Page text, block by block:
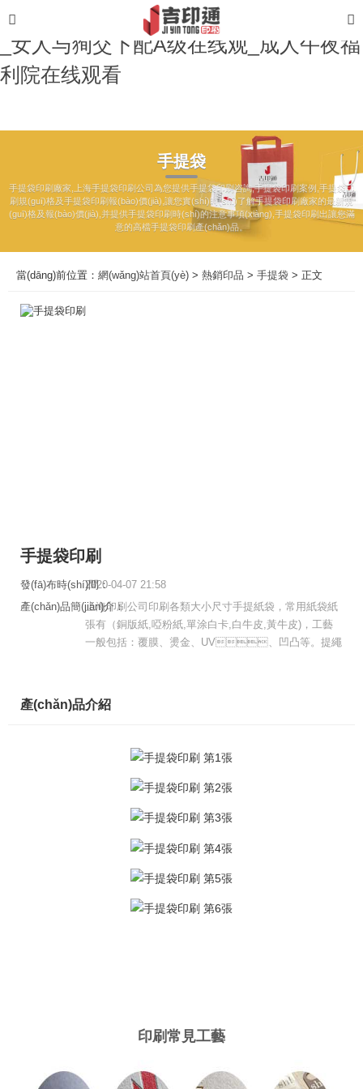
亚洲男人的天堂av_国产黄色网站生活片
_女人与狥交下配A级在线观_成人午夜福
利院在线观看
手提袋
手提袋印刷廠家,上海手提袋印刷公司為您提供手提袋印刷咨詢,手提袋印刷案例,手提袋印
刷規(guī)格及手提袋印刷報(bào)價(jià),讓您實(shí)時(shí)了解手提袋印刷廠家的最新規
(guī)格及報(bào)價(jià),并提供手提袋印刷時(shí)的注意事項(xiàng),手提袋印刷出讓您滿
意的高檔手提袋印刷產(chǎn)品。
當(dāng)前位置： 網(wǎng)站首頁(yè) > 熱銷印品 > 手提袋 > 正文
手提袋印刷
發(fā)布時(shí)間：2020-04-07 21:58
產(chǎn)品簡(jiǎn)介：上海印刷公司印刷各類大小尺寸手提紙袋，常用紙袋紙
張有（銅版紙,啞粉紙,單涂白卡,白牛皮,黃牛皮)，工藝
一般包括：覆膜、燙金、UV、凹凸等。提繩
聯(lián)系。
產(chǎn)品介紹
印刷常見工藝